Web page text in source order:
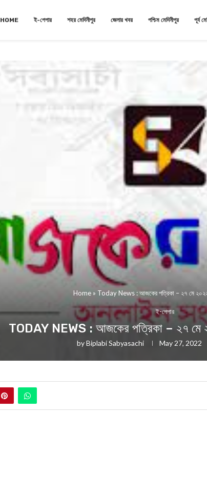
HOME ই-পেপার শহর মেদিনীপুর জেলার খবর পশ্চিম মেদিনীপুর পূর্ব
Home» Today News : আজকের পত্রিকা – ২৭ মে ২০২২,
ই-পেপার
TODAY NEWS : আজকের পত্রিকা – ২৭ মে
byBiplabi Sabyasachi May 27, 2022